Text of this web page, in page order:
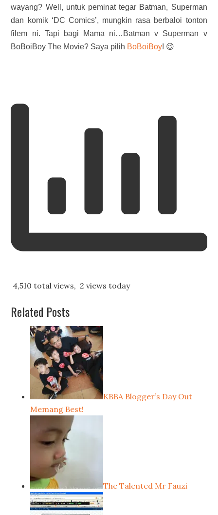
wayang? Well, untuk peminat tegar Batman, Superman
dan komik ‘DC Comics’, mungkin rasa berbaloi tonton
filem ni. Tapi bagi Mama ni…Batman v Superman v
BoBoiBoy The Movie? Saya pilih BoBoiBoy! 😉
4,510 total views, 2 views today
Related Posts
KBBA Blogger’s Day Out
Memang Best!
The Talented Mr Fauzi